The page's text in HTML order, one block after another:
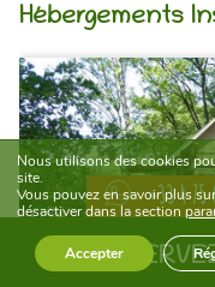
+33 4 75
Hébergements
Nous utilisons des cookies
site.
Vous pouvez en savoir plus
désactiver dans la section
Accepter